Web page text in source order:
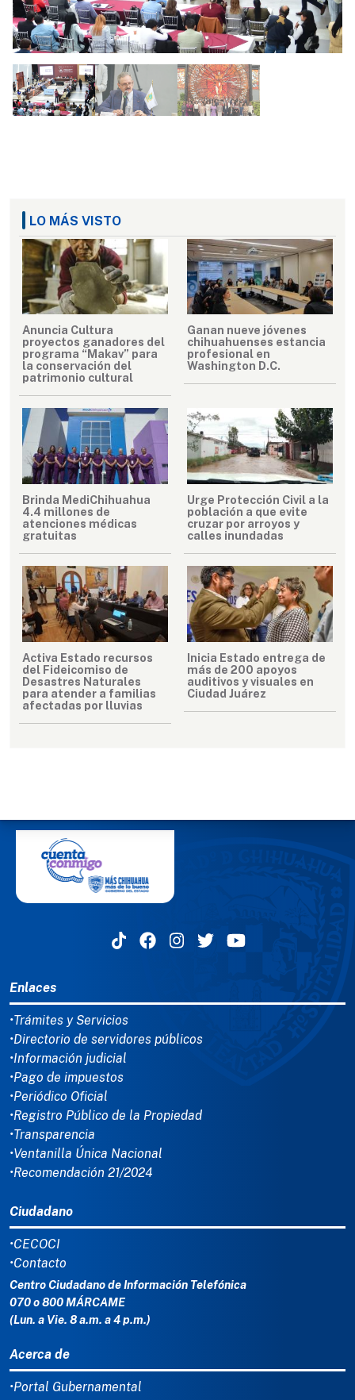
LO MÁS VISTO
Anuncia Cultura
proyectos ganadores del
programa “Makav” para
la conservación del
patrimonio cultural
Ganan nueve jóvenes
chihuahuenses estancia
profesional en
Washington D.C.
Brinda MediChihuahua
4.4 millones de
atenciones médicas
gratuitas
Urge Protección Civil a la
población a que evite
cruzar por arroyos y
calles inundadas
Activa Estado recursos
del Fideicomiso de
Desastres Naturales
para atender a familias
afectadas por lluvias
Inicia Estado entrega de
más de 200 apoyos
auditivos y visuales en
Ciudad Juárez
Enlaces
•Trámites y Servicios
•Directorio de servidores públicos
•Información judicial
•Pago de impuestos
•Periódico Oficial
•Registro Público de la Propiedad
•Transparencia
•Ventanilla Única Nacional
•Recomendación 21/2024
Ciudadano
•CECOCI
•Contacto
Centro Ciudadano de Información Telefónica
070 o 800 MÁRCAME
(Lun. a Vie. 8 a.m. a 4 p.m.)
Acerca de
•Portal Gubernamental